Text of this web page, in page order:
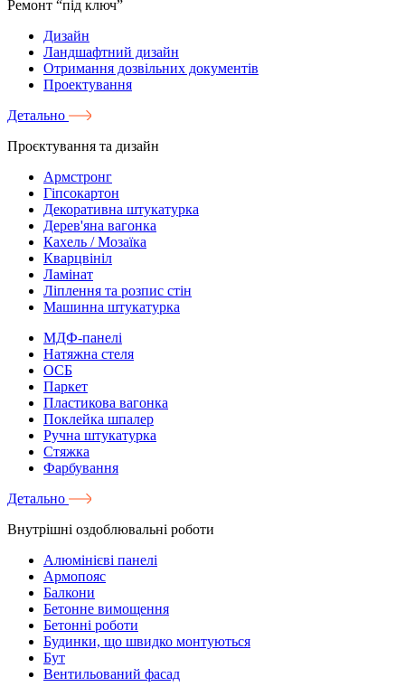
Ремонт “під ключ”
Дизайн
Ландшафтний дизайн
Отримання дозвільних документів
Проектування
Детально
Проєктування та дизайн
Армстронг
Гіпсокартон
Декоративна штукатурка
Дерев'яна вагонка
Кахель / Мозаїка
Кварцвініл
Ламінат
Ліплення та розпис стін
Машинна штукатурка
МДФ-панелі
Натяжна стеля
ОСБ
Паркет
Пластикова вагонка
Поклейка шпалер
Ручна штукатурка
Стяжка
Фарбування
Детально
Внутрішні оздоблювальні роботи
Алюмінієві панелі
Армопояс
Балкони
Бетонне вимощення
Бетонні роботи
Будинки, що швидко монтуються
Бут
Вентильований фасад